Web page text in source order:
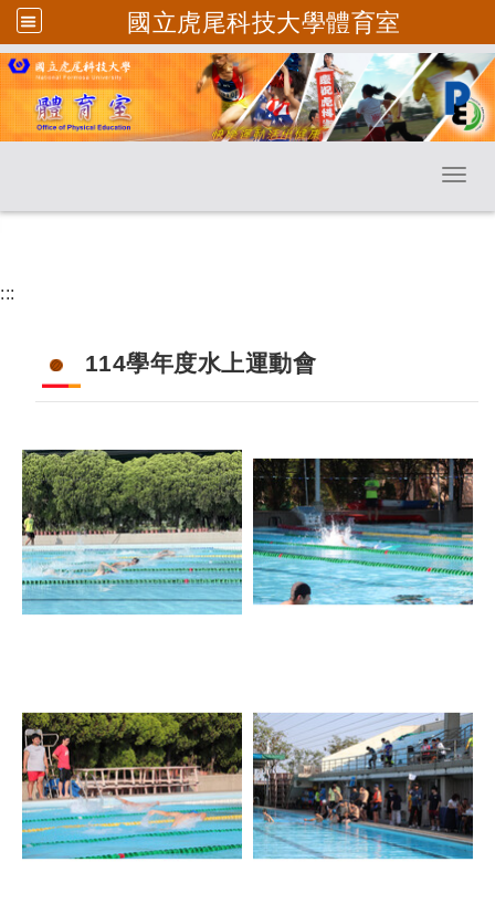
國立虎尾科技大學體育室
跳到主要內容
:::
114學年度水上運動會